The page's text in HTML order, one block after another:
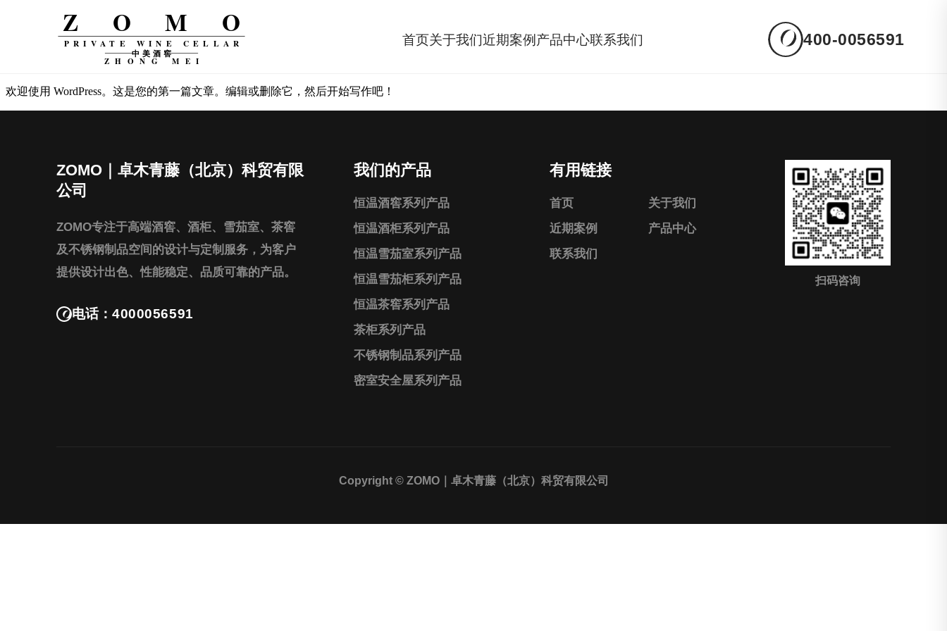
ZOMO
PRIVATE WINE CELLAR
中美酒窖
ZHONG MEI
首页关于我们近期案例产品中心联系我们 400-0056591
欢迎使用 WordPress。这是您的第一篇文章。编辑或删除它，然后开始写作吧！
ZOMO｜卓木青藤（北京）科贸有限
公司
ZOMO专注于高端酒窖、酒柜、雪茄室、茶窖
及不锈钢制品空间的设计与定制服务，为客户
提供设计出色、性能稳定、品质可靠的产品。
电话： 4000056591
我们的产品
恒温酒窖系列产品
恒温酒柜系列产品
恒温雪茄室系列产品
恒温雪茄柜系列产品
恒温茶窖系列产品
茶柜系列产品
不锈钢制品系列产品
密室安全屋系列产品
有用链接
首页
关于我们
近期案例
产品中心
联系我们
扫码咨询
Copyright © ZOMO｜卓木青藤（北京）科贸有限公司